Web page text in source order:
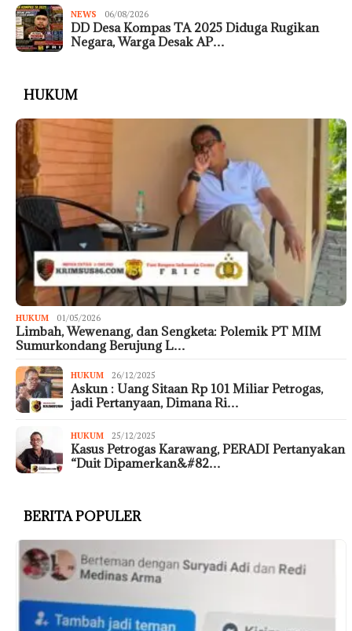
NEWS 06/08/2026
DD Desa Kompas TA 2025 Diduga Rugikan
Negara, Warga Desak AP…
HUKUM
HUKUM 01/05/2026
Limbah, Wewenang, dan Sengketa: Polemik PT MIM
Sumurkondang Berujung L…
HUKUM 26/12/2025
Askun : Uang Sitaan Rp 101 Miliar Petrogas,
jadi Pertanyaan, Dimana Ri…
HUKUM 25/12/2025
Kasus Petrogas Karawang, PERADI Pertanyakan
“Duit Dipamerkan&#82…
BERITA POPULER